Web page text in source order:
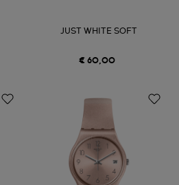
JUST WHITE SOFT
€ 60,00